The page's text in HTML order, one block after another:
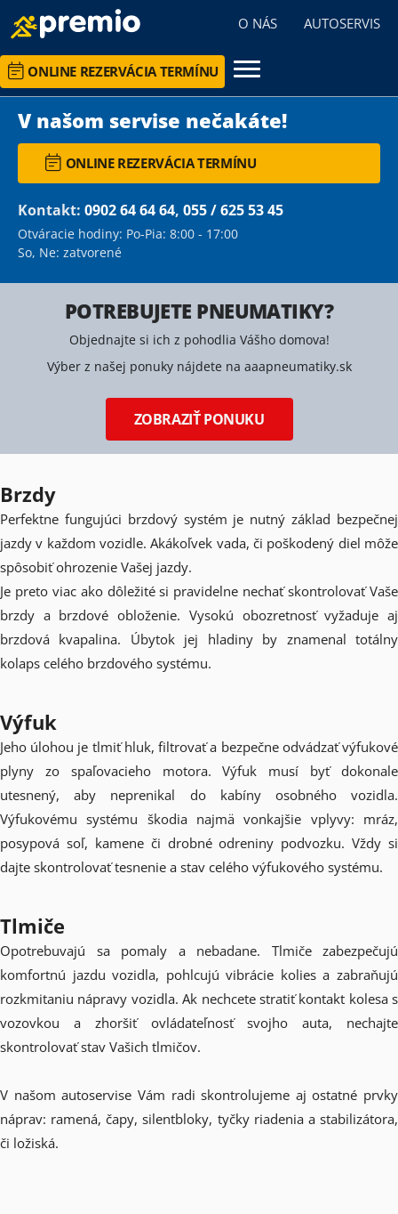
O NÁS AUTOSERVIS
ONLINE REZERVÁCIA TERMÍNU
V našom servise nečakáte!
ONLINE REZERVÁCIA TERMÍNU
Kontakt: 0902 64 64 64, 055 / 625 53 45
Otváracie hodiny: Po-Pia: 8:00 - 17:00
So, Ne: zatvorené
POTREBUJETE PNEUMATIKY?
Objednajte si ich z pohodlia Vášho domova!
Výber z našej ponuky nájdete na aaapneumatiky.sk
ZOBRAZIŤ PONUKU
Brzdy
Perfektne fungujúci brzdový systém je nutný základ bezpečnej
jazdy v každom vozidle. Akákoľvek vada, či poškodený diel môže
spôsobiť ohrozenie Vašej jazdy.
Je preto viac ako dôležité si pravidelne nechať skontrolovať Vaše
brzdy a brzdové obloženie. Vysokú obozretnosť vyžaduje aj
brzdová kvapalina. Úbytok jej hladiny by znamenal totálny
kolaps celého brzdového systému.
Výfuk
Jeho úlohou je tlmiť hluk, filtrovať a bezpečne odvádzať výfukové
plyny zo spaľovacieho motora. Výfuk musí byť dokonale
utesnený, aby neprenikal do kabíny osobného vozidla.
Výfukovému systému škodia najmä vonkajšie vplyvy: mráz,
posypová soľ, kamene či drobné odreniny podvozku. Vždy si
dajte skontrolovať tesnenie a stav celého výfukového systému.
Tlmiče
Opotrebuvajú sa pomaly a nebadane. Tlmiče zabezpečujú
komfortnú jazdu vozidla, pohlcujú vibrácie kolies a zabraňujú
rozkmitaniu nápravy vozidla. Ak nechcete stratiť kontakt kolesa s
vozovkou a zhoršiť ovládateľnosť svojho auta, nechajte
skontrolovať stav Vašich tlmičov.
V našom autoservise Vám radi skontrolujeme aj ostatné prvky
náprav: ramená, čapy, silentbloky, tyčky riadenia a stabilizátora,
či ložiská.